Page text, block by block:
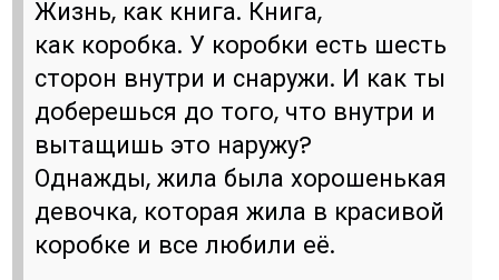
Жизнь, как книга. Книга,
как коробка. У коробки есть шесть
сторон внутри и снаружи. И как ты
доберешься до того, что внутри и
вытащишь это наружу?
Однажды, жила была хорошенькая
девочка, которая жила в красивой
коробке и все любили её.